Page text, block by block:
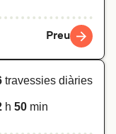
Preu
travessies diàries
h 50 min